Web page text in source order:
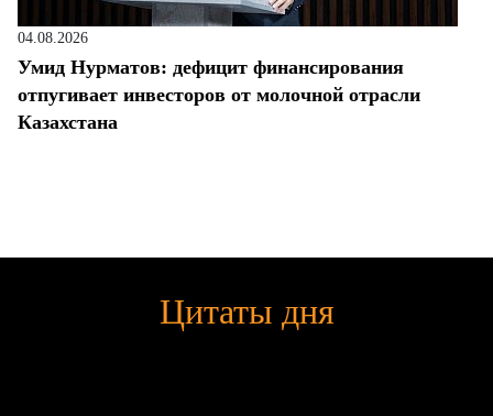
04.08.2026
Умид Нурматов: дефицит финансирования
отпугивает инвесторов от молочной отрасли
Казахстана
Цитаты дня